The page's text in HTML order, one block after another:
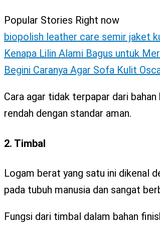
Popular Stories Right now
biopolish leather care semir jaket
Kenapa Lilin Alami Bagus untuk
Begini Caranya Agar Sofa Kulit
Cara agar tidak terpapar dari
rendah dengan standar aman.
2. Timbal
Logam berat yang satu ini dikenal
pada tubuh manusia dan sangat
Fungsi dari timbal dalam bahan